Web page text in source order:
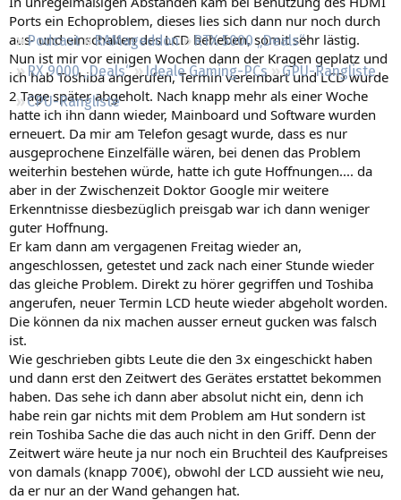
Podcast RAMageddon
RTX 5000 „Deals“
RX 9000 „Deals“
Ideale Gaming-PCs
GPU-Rangliste
CPU-Rangliste
Ports ein Echoproblem, dieses lies sich dann nur noch durch
aus- und einschalten des LCD beheben, somit sehr lästig.
Nun ist mir vor einigen Wochen dann der Kragen geplatz und
ich hab Toshiba angerufen, Termin vereinbart und LCD wurde
2 Tage später abgeholt. Nach knapp mehr als einer Woche
hatte ich ihn dann wieder, Mainboard und Software wurden
erneuert. Da mir am Telefon gesagt wurde, dass es nur
ausgeprochene Einzelfälle wären, bei denen das Problem
weiterhin bestehen würde, hatte ich gute Hoffnungen.... da
aber in der Zwischenzeit Doktor Google mir weitere
Erkenntnisse diesbezüglich preisgab war ich dann weniger
guter Hoffnung.
Er kam dann am vergagenen Freitag wieder an,
angeschlossen, getestet und zack nach einer Stunde wieder
das gleiche Problem. Direkt zu hörer gegriffen und Toshiba
angerufen, neuer Termin LCD heute wieder abgeholt worden.
Die können da nix machen ausser erneut gucken was falsch
ist.
Wie geschrieben gibts Leute die den 3x eingeschickt haben
und dann erst den Zeitwert des Gerätes erstattet bekommen
haben. Das sehe ich dann aber absolut nicht ein, denn ich
habe rein gar nichts mit dem Problem am Hut sondern ist
rein Toshiba Sache die das auch nicht in den Griff. Denn der
Zeitwert wäre heute ja nur noch ein Bruchteil des Kaufpreises
von damals (knapp 700€), obwohl der LCD aussieht wie neu,
da er nur an der Wand gehangen hat.